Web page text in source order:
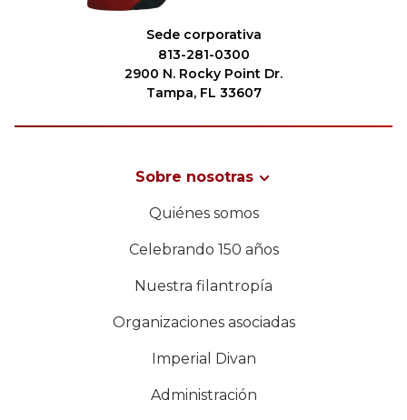
Sede corporativa
813-281-0300
2900 N. Rocky Point Dr.
Tampa, FL 33607
Sobre nosotras
Quiénes somos
Celebrando 150 años
Nuestra filantropía
Organizaciones asociadas
Imperial Divan
Administración